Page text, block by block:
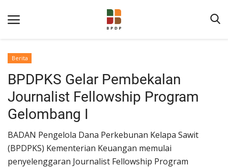
Home
Tentang BPDP
Berita
BPDPKS Gelar Pembekalan
Journalist Fellowship Program
Gelombang I
BADAN Pengelola Dana Perkebunan Kelapa Sawit
(BPDPKS) Kementerian Keuangan memulai
penyelenggaran Journalist Fellowship Program